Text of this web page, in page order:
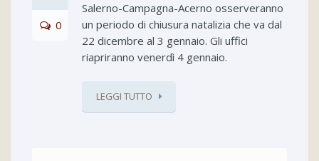
0
Salerno-Campagna-Acerno osserveranno
un periodo di chiusura natalizia che va dal
22 dicembre al 3 gennaio. Gli uffici
riapriranno venerdì 4 gennaio.
LEGGI TUTTO